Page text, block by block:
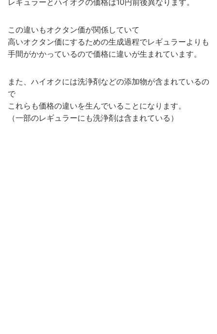
レギュラーとハイオクの価格は10円前後異なります。
この違いもオクタン価が関係していて
高いオクタン価にするための生成過程でレギュラーよりも
手間がかかっているので価格に違いが生まれています。
また、ハイオクには洗浄剤などの添加物が含まれているの
で
これらも価格の違いを生んでいることになります。
（一部のレギュラーにも洗浄剤は含まれている）